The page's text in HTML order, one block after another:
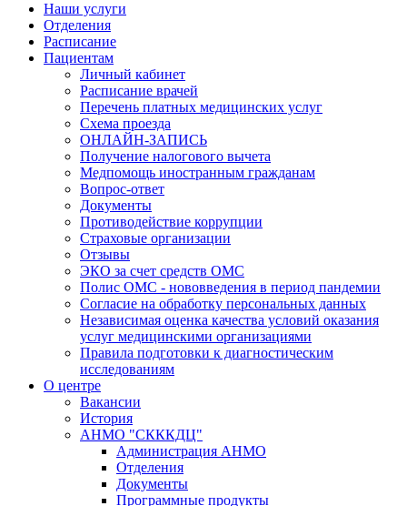
Наши услуги
Отделения
Расписание
Пациентам
Личный кабинет
Расписание врачей
Перечень платных медицинских услуг
Схема проезда
ОНЛАЙН-ЗАПИСЬ
Получение налогового вычета
Медпомощь иностранным гражданам
Вопрос-ответ
Документы
Противодействие коррупции
Страховые организации
Отзывы
ЭКО за счет средств ОМС
Полис ОМС - нововведения в период пандемии
Согласие на обработку персональных данных
Независимая оценка качества условий оказания
услуг медицинскими организациями
Правила подготовки к диагностическим
исследованиям
О центре
Вакансии
История
АНМО "СКККДЦ"
Администрация АНМО
Отделения
Документы
Программные продукты